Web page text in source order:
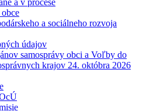
a v procese
a sociálneho rozvoja
údajov
samosprávy obci a Voľby do
krajov 24. októbra 2026